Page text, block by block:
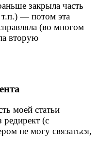
закрыла часть
— потом эта
(во многом
вторую
моей статьи
редирект (с
не могу связаться,